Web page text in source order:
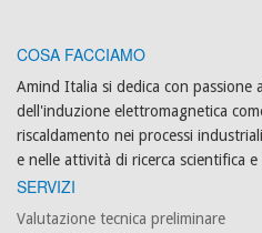
COSA FACCIAMO
Amind Italia si dedica con passione
dell'induzione elettromagnetica
riscaldamento nei processi
e nelle attività di ricerca scientifica
SERVIZI
Valutazione tecnica preliminare